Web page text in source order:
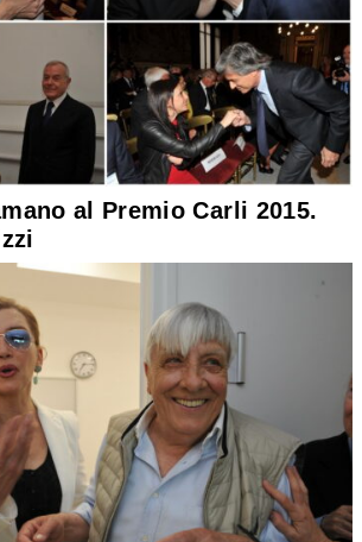
al Premio Carli 2015.